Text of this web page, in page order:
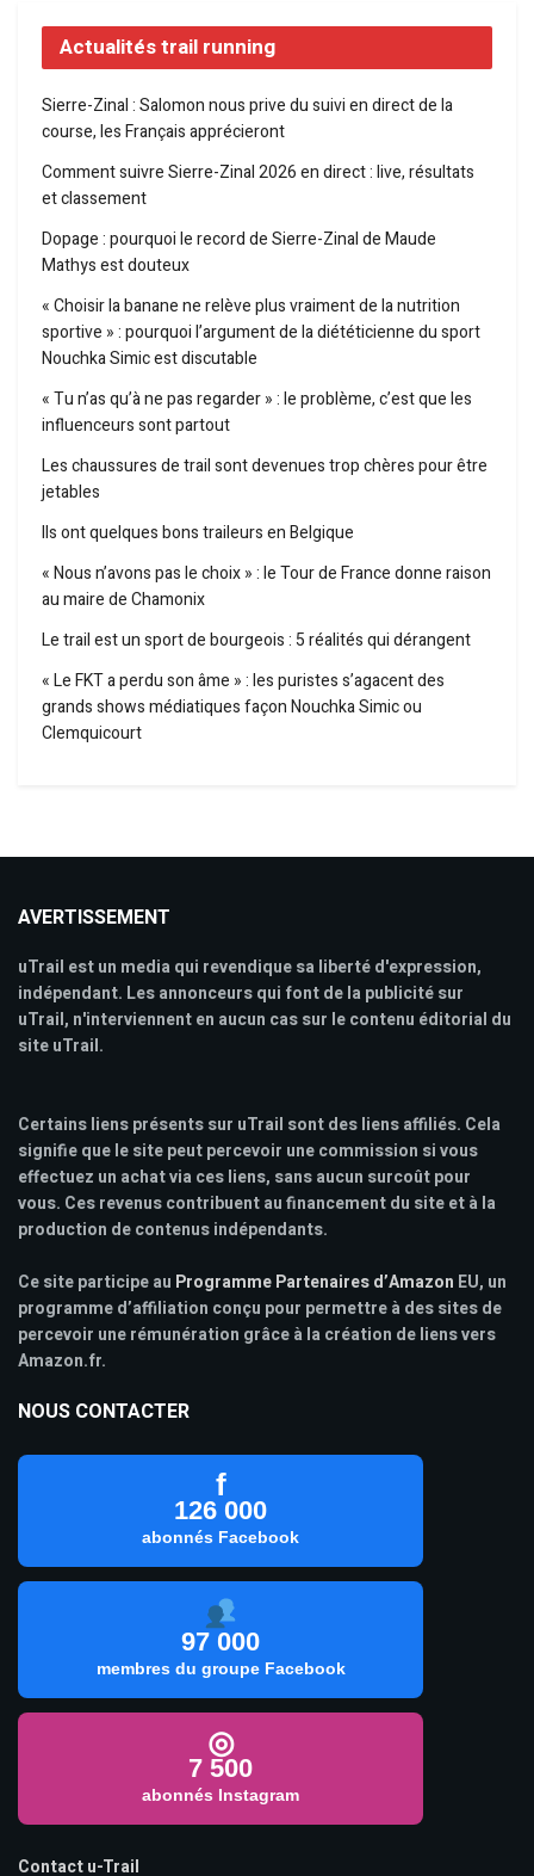
Actualités trail running
Sierre-Zinal : Salomon nous prive du suivi en direct de la
course, les Français apprécieront
Comment suivre Sierre-Zinal 2026 en direct : live, résultats
et classement
Dopage : pourquoi le record de Sierre-Zinal de Maude
Mathys est douteux
« Choisir la banane ne relève plus vraiment de la nutrition
sportive » : pourquoi l’argument de la diététicienne du sport
Nouchka Simic est discutable
« Tu n’as qu’à ne pas regarder » : le problème, c’est que les
influenceurs sont partout
Les chaussures de trail sont devenues trop chères pour être
jetables
Ils ont quelques bons traileurs en Belgique
« Nous n’avons pas le choix » : le Tour de France donne raison
au maire de Chamonix
Le trail est un sport de bourgeois : 5 réalités qui dérangent
« Le FKT a perdu son âme » : les puristes s’agacent des
grands shows médiatiques façon Nouchka Simic ou
Clemquicourt
AVERTISSEMENT
uTrail est un media qui revendique sa liberté d'expression,
indépendant. Les annonceurs qui font de la publicité sur
uTrail, n'interviennent en aucun cas sur le contenu éditorial du
site uTrail.
Certains liens présents sur uTrail sont des liens affiliés. Cela
signifie que le site peut percevoir une commission si vous
effectuez un achat via ces liens, sans aucun surcoût pour
vous. Ces revenus contribuent au financement du site et à la
production de contenus indépendants.
Ce site participe au Programme Partenaires d’Amazon EU, un
programme d’affiliation conçu pour permettre à des sites de
percevoir une rémunération grâce à la création de liens vers
Amazon.fr.
NOUS CONTACTER
f
126 000
abonnés Facebook
97 000
membres du groupe Facebook
◎
7 500
abonnés Instagram
Contact u-Trail